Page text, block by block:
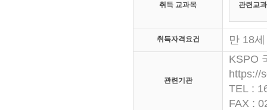
취득 교과목 관련교
취득자격요건 만 18
관련기관
KSPO
https://
TEL :
FAX :